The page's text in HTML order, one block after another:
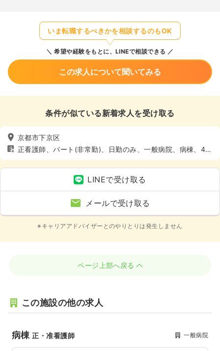
いま転職するべきかを相談するのもOK
希望や経験をもとに、LINEで相談できる
この求人について聞いてみる
条件が似ている新着求人を受け取る
京都市下京区
正看護師、パート(非常勤)、日勤のみ、一般病院、病棟、4週
8休以上
LINEで受け取る
メールで受け取る
※キャリアアドバイザーとのやりとりは発生しません
ページ上部へ戻る
この施設の他の求人
病棟正・准看護師 一般病院